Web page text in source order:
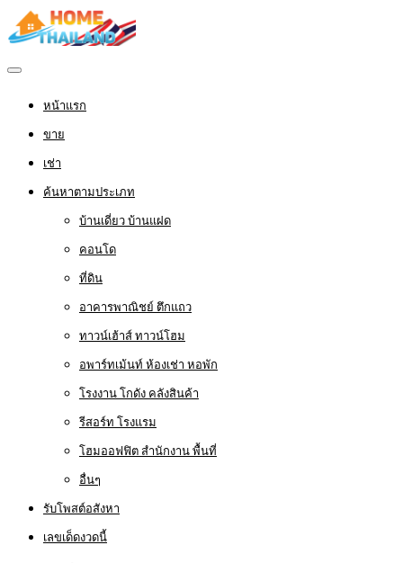
หน้าแรก
ขาย
เช่า
ค้นหาตามประเภท
บ้านเดี่ยว บ้านแฝด
คอนโด
ที่ดิน
อาคารพาณิชย์ ตึกแถว
ทาวน์เฮ้าส์ ทาวน์โฮม
อพาร์ทเม้นท์ ห้องเช่า หอพัก
โรงงาน โกดัง คลังสินค้า
รีสอร์ท โรงแรม
โฮมออฟฟิต สำนักงาน พื้นที่
อื่นๆ
รับโพสต์อสังหา
เลขเด็ดงวดนี้